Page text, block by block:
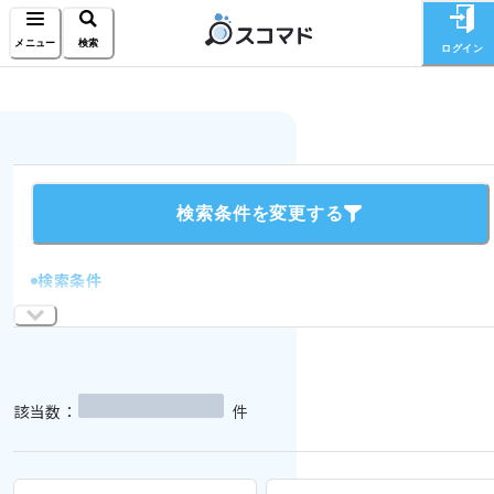
メニュー 検索 ログイン
検索条件を変更する
検索条件
該当数： 件